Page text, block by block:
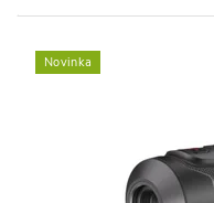
Novinka